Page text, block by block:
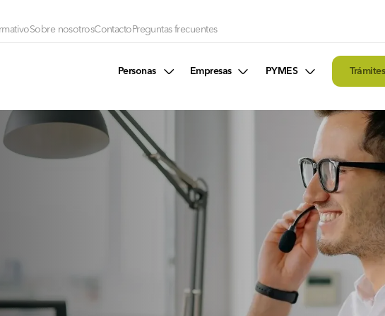
Sobre nosotrosContacto Preguntas frecuentes
Personas Empresas PYMES Trámites